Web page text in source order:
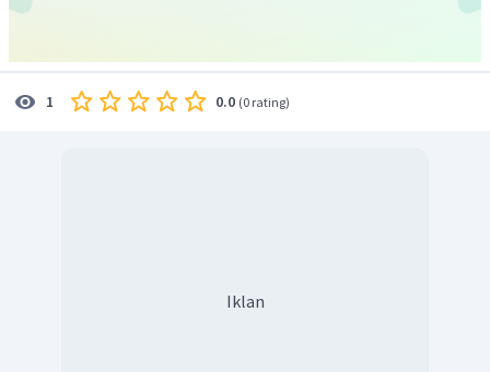
1 0.0 (0 rating)
Iklan